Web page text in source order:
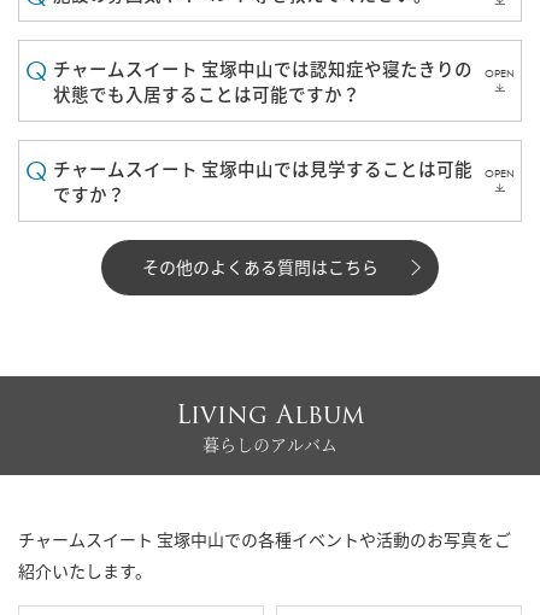
チャームスイート 宝塚中山では認知症や寝たきりの
状態でも入居することは可能ですか？
OPEN
チャームスイート 宝塚中山では見学することは可能
ですか？
OPEN
その他のよくある質問はこちら
Living Album
暮らしのアルバム
チャームスイート 宝塚中山での各種イベントや活動のお写真をご
紹介いたします。